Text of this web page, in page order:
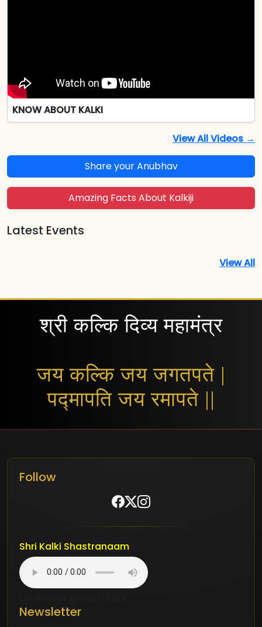
KNOW ABOUT KALKI
View All Videos →
Share your Anubhav
Amazing Facts About Kalkiji
Latest Events
View All
श्री कल्कि दिव्य महामंत्र
जय कल्कि जय जगतपते |
पद्मापति जय रमापते ||
Follow
Shri Kalki Shastranaam
Newsletter